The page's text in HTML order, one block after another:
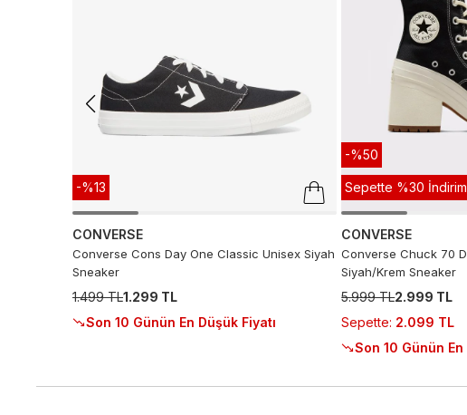
-%13
CONVERSE
Converse Cons Day One Classic Unisex Siyah
Sneaker
1.499 TL1.299 TL
Son 10 Günün En Düşük Fiyatı
-%50
Sepette %30 İndirim
CONVERSE
Converse Chuck 70
Siyah/Krem Sneaker
5.999 TL2.999 TL
Sepette: 2.099 TL
Son 10 Günün En